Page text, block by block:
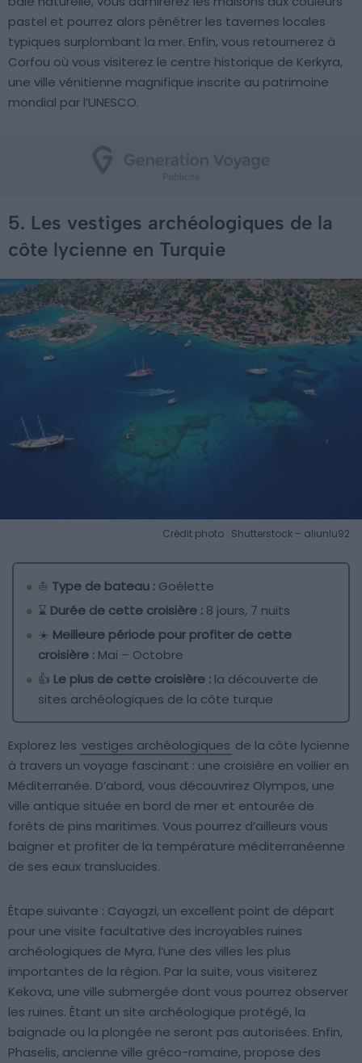
pastel et pourrez alors pénétrer les tavernes locales
typiques surplombant la mer. Enfin, vous retournerez à
Corfou où vous visiterez le centre historique de Kerkyra,
une ville vénitienne magnifique inscrite au patrimoine
mondial par l’UNESCO.
5. Les vestiges archéologiques de la
côte lycienne en Turquie
Crédit photo : Shutterstock – aliunlu92
⛵ Type de bateau : Goélette
⌛ Durée de cette croisière : 8 jours, 7 nuits
☀️ Meilleure période pour profiter de cette
croisière : Mai – Octobre
👍 Le plus de cette croisière : la découverte de
sites archéologiques de la côte turque
Explorez les vestiges archéologiques de la côte lycienne
à travers un voyage fascinant : une croisière en voilier en
Méditerranée. D’abord, vous découvrirez Olympos, une
ville antique située en bord de mer et entourée de
forêts de pins maritimes. Vous pourrez d’ailleurs vous
baigner et profiter de la température méditerranéenne
de ses eaux translucides.
Étape suivante : Cayagzi, un excellent point de départ
pour une visite facultative des incroyables ruines
archéologiques de Myra, l’une des villes les plus
importantes de la région. Par la suite, vous visiterez
Kekova, une ville submergée dont vous pourrez observer
les ruines. Étant un site archéologique protégé, la
baignade ou la plongée ne seront pas autorisées. Enfin,
Phaselis, ancienne ville gréco-romaine, propose des